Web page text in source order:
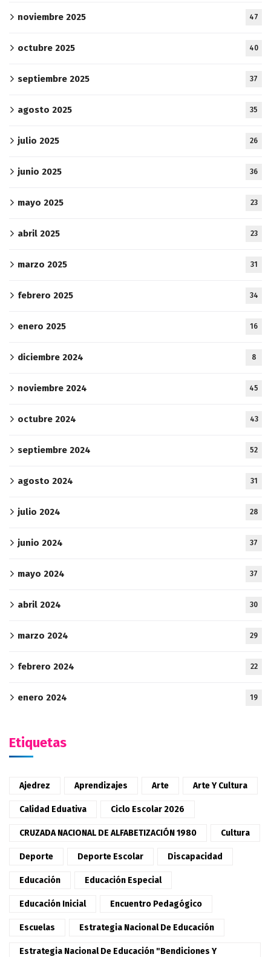
noviembre 2025 47
octubre 2025 40
septiembre 2025 37
agosto 2025 35
julio 2025 26
junio 2025 36
mayo 2025 23
abril 2025 23
marzo 2025 31
febrero 2025 34
enero 2025 16
diciembre 2024 8
noviembre 2024 45
octubre 2024 43
septiembre 2024 52
agosto 2024 31
julio 2024 28
junio 2024 37
mayo 2024 37
abril 2024 30
marzo 2024 29
febrero 2024 22
enero 2024 19
Etiquetas
Ajedrez Aprendizajes Arte Arte Y Cultura
Calidad Eduativa Ciclo Escolar 2026
CRUZADA NACIONAL DE ALFABETIZACIÓN 1980 Cultura
Deporte Deporte Escolar Discapacidad
Educación Educación Especial
Educación Inicial Encuentro Pedagógico
Escuelas Estrategia Nacional De Educación
Estrategia Nacional De Educación "Bendiciones Y